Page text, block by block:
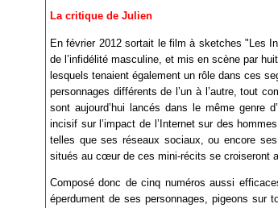
La critique de Julien
En février 2012 sortait le film à sketches "Les
de l’infidélité masculine, et mis en scène par
lesquels tenaient également un rôle dans ces
personnages différents de l’un à l’autre, tout
sont aujourd’hui lancés dans le même genre
incisif sur l’impact de l’Internet sur des
telles que ses réseaux sociaux, ou encore
situés au cœur de ces mini-récits se croiseront
Composé donc de cinq numéros aussi
éperdument de ses personnages, pigeons sur